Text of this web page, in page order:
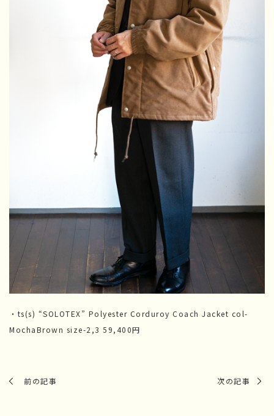
・ts(s) “SOLOTEX” Polyester Corduroy Coach Jacket col-
MochaBrown size-2,3 59,400円
前の記事 次の記事